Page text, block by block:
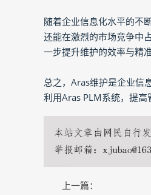
随着企业信息化水平的不
还能在激烈的市场竞争中
一步提升维护的效率与精准
总之，Aras维护是企业信
利用Aras PLM系统，提高
上一篇：